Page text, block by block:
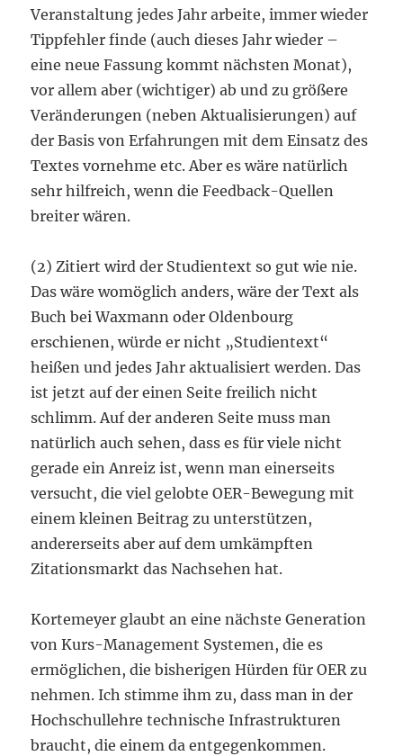
Veranstaltung jedes Jahr arbeite, immer wieder
Tippfehler finde (auch dieses Jahr wieder –
eine neue Fassung kommt nächsten Monat),
vor allem aber (wichtiger) ab und zu größere
Veränderungen (neben Aktualisierungen) auf
der Basis von Erfahrungen mit dem Einsatz des
Textes vornehme etc. Aber es wäre natürlich
sehr hilfreich, wenn die Feedback-Quellen
breiter wären.
(2) Zitiert wird der Studientext so gut wie nie.
Das wäre womöglich anders, wäre der Text als
Buch bei Waxmann oder Oldenbourg
erschienen, würde er nicht „Studientext“
heißen und jedes Jahr aktualisiert werden. Das
ist jetzt auf der einen Seite freilich nicht
schlimm. Auf der anderen Seite muss man
natürlich auch sehen, dass es für viele nicht
gerade ein Anreiz ist, wenn man einerseits
versucht, die viel gelobte OER-Bewegung mit
einem kleinen Beitrag zu unterstützen,
andererseits aber auf dem umkämpften
Zitationsmarkt das Nachsehen hat.
Kortemeyer glaubt an eine nächste Generation
von Kurs-Management Systemen, die es
ermöglichen, die bisherigen Hürden für OER zu
nehmen. Ich stimme ihm zu, dass man in der
Hochschullehre technische Infrastrukturen
braucht, die einem da entgegenkommen.